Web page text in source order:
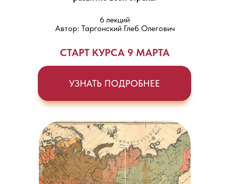
6 лекций
Автор: Таргонский Глеб Олегович
СТАРТ КУРСА 9 МАРТА
УЗНАТЬ ПОДРОБНЕЕ